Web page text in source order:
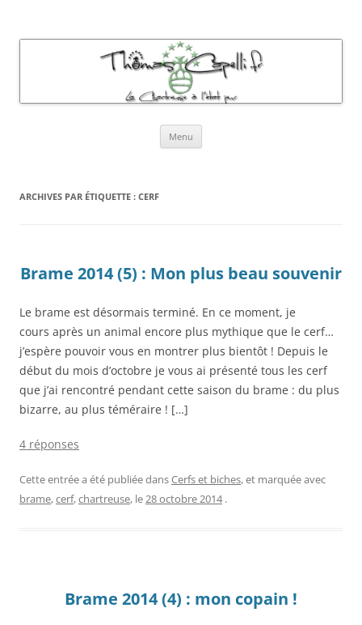
Menu
ARCHIVES PAR ÉTIQUETTE : CERF
Brame 2014 (5) : Mon plus beau souvenir
Le brame est désormais terminé. En ce moment, je
cours après un animal encore plus mythique que le cerf…
j’espère pouvoir vous en montrer plus bientôt ! Depuis le
début du mois d’octobre je vous ai présenté tous les cerf
que j’ai rencontré pendant cette saison du brame : du plus
bizarre, au plus téméraire ! […]
4 réponses
Cette entrée a été publiée dansCerfs et biches, et marquée avec
brame,cerf,chartreuse, le28 octobre 2014 .
Brame 2014 (4) : mon copain !